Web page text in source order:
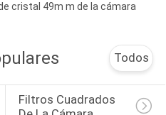
cristal 49m m de la cámara
Todos
Filtros Cuadrados